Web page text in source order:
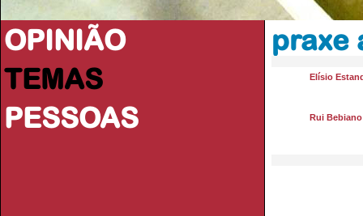
OPINIÃO
TEMAS
PESSOAS
praxe
Elísio
Rui Bebiano